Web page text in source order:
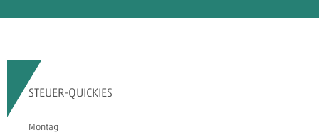
STEUER-QUICKIES
Montag